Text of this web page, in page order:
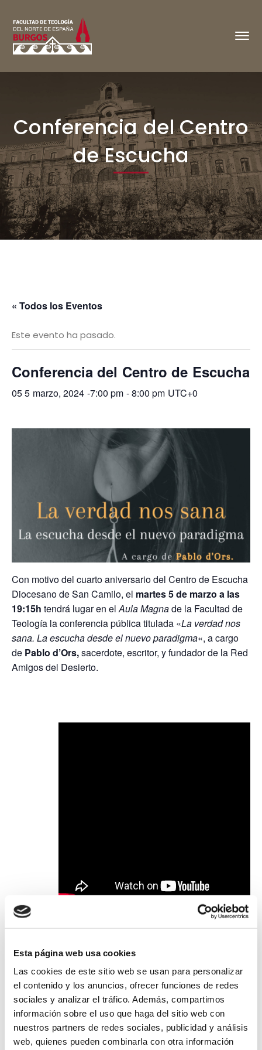
Esta página web usa cookies
Las cookies de este sitio web se usan para personalizar
el contenido y los anuncios, ofrecer funciones de redes
sociales y analizar el tráfico. Además, compartimos
información sobre el uso que haga del sitio web con
nuestros partners de redes sociales, publicidad y análisis
web, quienes pueden combinarla con otra información
Conferencia del Centro
de Escucha
« Todos los Eventos
Este evento ha pasado.
Conferencia del Centro de Escucha
05 5 marzo, 2024 -7:00 pm -8:00 pm UTC+0
Con motivo del cuarto aniversario del Centro de Escucha
Diocesano de San Camilo, el martes 5 de marzo a las
19:15h tendrá lugar en elAula Magnade la Facultad de
Teología la conferencia pública titulada «La verdad nos
sana. La escucha desde el nuevo paradigma«, a cargo
de Pablo d’Ors,sacerdote, escritor, y fundador de la Red
Amigos del Desierto.
Añadir al calendario